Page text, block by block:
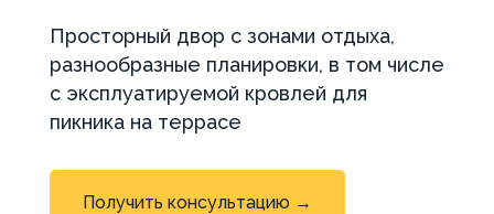
Просторный двор с зонами отдыха,
разнообразные планировки, в том числе
с эксплуатируемой кровлей для
пикника на террасе
Получить консультацию →